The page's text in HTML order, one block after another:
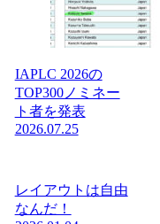
IAPLC 2026の
TOP300ノミネー
ト者を発表
2026.07.25
レイアウトは自由
なんだ！